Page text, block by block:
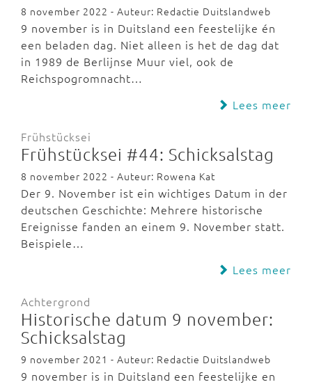
8 november 2022 - Auteur: Redactie Duitslandweb
9 november is in Duitsland een feestelijke én
een beladen dag. Niet alleen is het de dag dat
in 1989 de Berlijnse Muur viel, ook de
Reichspogromnacht…
Lees meer
Frühstücksei
Frühstücksei #44: Schicksalstag
8 november 2022 - Auteur: Rowena Kat
Der 9. November ist ein wichtiges Datum in der
deutschen Geschichte: Mehrere historische
Ereignisse fanden an einem 9. November statt.
Beispiele…
Lees meer
Achtergrond
Historische datum 9 november:
Schicksalstag
9 november 2021 - Auteur: Redactie Duitslandweb
9 november is in Duitsland een feestelijke en